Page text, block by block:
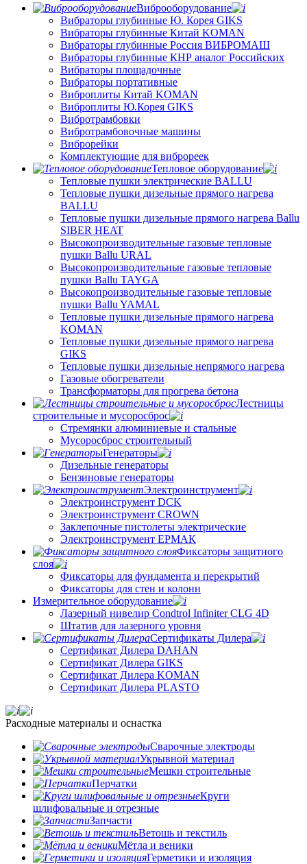
Виброоборудование
Вибраторы глубинные Ю. Корея GIKS
Вибраторы глубинные Китай KOMAN
Вибраторы глубинные Россия ВИБРОМАШ
Вибраторы глубинные КНР аналог Российских
Вибраторы площадочные
Вибраторы портативные
Виброплиты Китай KOMAN
Виброплиты Ю.Корея GIKS
Вибротрамбовки
Вибротрамбовочные машины
Виброрейки
Комплектующие для виброреек
Тепловое оборудование
Тепловые пушки электрические BALLU
Тепловые пушки дизельные прямого нагрева
BALLU
Тепловые пушки дизельные прямого нагрева Ballu
SIBER HEAT
Высокопроизводительные газовые тепловые
пушки Ballu URAL
Высокопроизводительные газовые тепловые
пушки Ballu TAYGA
Высокопроизводительные газовые тепловые
пушки Ballu YAMAL
Тепловые пушки дизельные прямого нагрева
KOMAN
Тепловые пушки дизельные прямого нагрева
GIKS
Тепловые пушки дизельные непрямого нагрева
Газовые обогреватели
Трансформаторы для прогрева бетона
Лестницы
строительные и мусоросброс
Стремянки алюминиевые и стальные
Мусоросброс строительный
Генераторы
Дизельные генераторы
Бензиновые генераторы
Электроинструмент
Электроинструмент DCK
Электроинструмент CROWN
Заклепочные пистолеты электрические
Электроинструмент ЕРМАК
Фиксаторы защитного
слоя
Фиксаторы для фундамента и перекрытий
Фиксаторы для стен и колонн
Измерительное оборудование
Лазерный нивелир Condtrol Infiniter CLG 4D
Штатив для лазерного уровня
Сертификаты Дилера
Сертификат Дилера DAHAN
Сертификат Дилера GIKS
Сертификат Дилера KOMAN
Сертификат Дилера PLASTO
Расходные материалы и оснастка
Сварочные электроды
Укрывной материал
Мешки строительные
Перчатки
Круги
шлифовальные и отрезные
Запчасти
Ветошь и текстиль
Мётла и веники
Герметики и изоляция